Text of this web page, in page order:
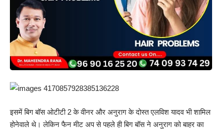
इसमें बिग बॉस ओटीटी 2 के वीनर और अनुराग के दोस्त एलविश यादव भी शामिल
होनेवाले थे। लेकिन फैन मीट अप से पहले ही बिग बॉस ने अनुराग को बाहर का